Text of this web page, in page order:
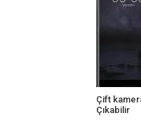
Çift
Çıkabilir